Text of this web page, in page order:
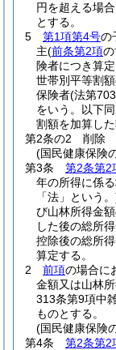
円を超える場
とする。
5
第1項第4号の
主(前条第2項
険者につき算
世帯別平等割
保険者(法第
をいう。以下
割額を加算した
第2条の2
削除
(国民健康保険
第3条
第2条第2
年の所得に係
「法」という
び山林所得金
した後の総所
控除後の総所
算定する。
2
前項の場合に
金額又は山林
313条第9項中
ものとする。
(国民健康保険
第4条
第2条第2